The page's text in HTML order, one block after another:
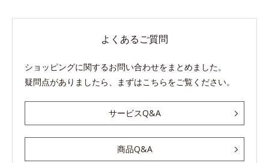
よくあるご質問
ショッピングに関するお問い合わせをまとめました。
疑問点がありましたら、まずはこちらをご覧ください。
サービスQ&A
商品Q&A